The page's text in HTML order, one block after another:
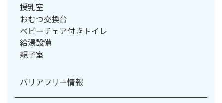
授乳室
おむつ交換台
ベビーチェア付きトイレ
給湯設備
親子室
バリアフリー情報